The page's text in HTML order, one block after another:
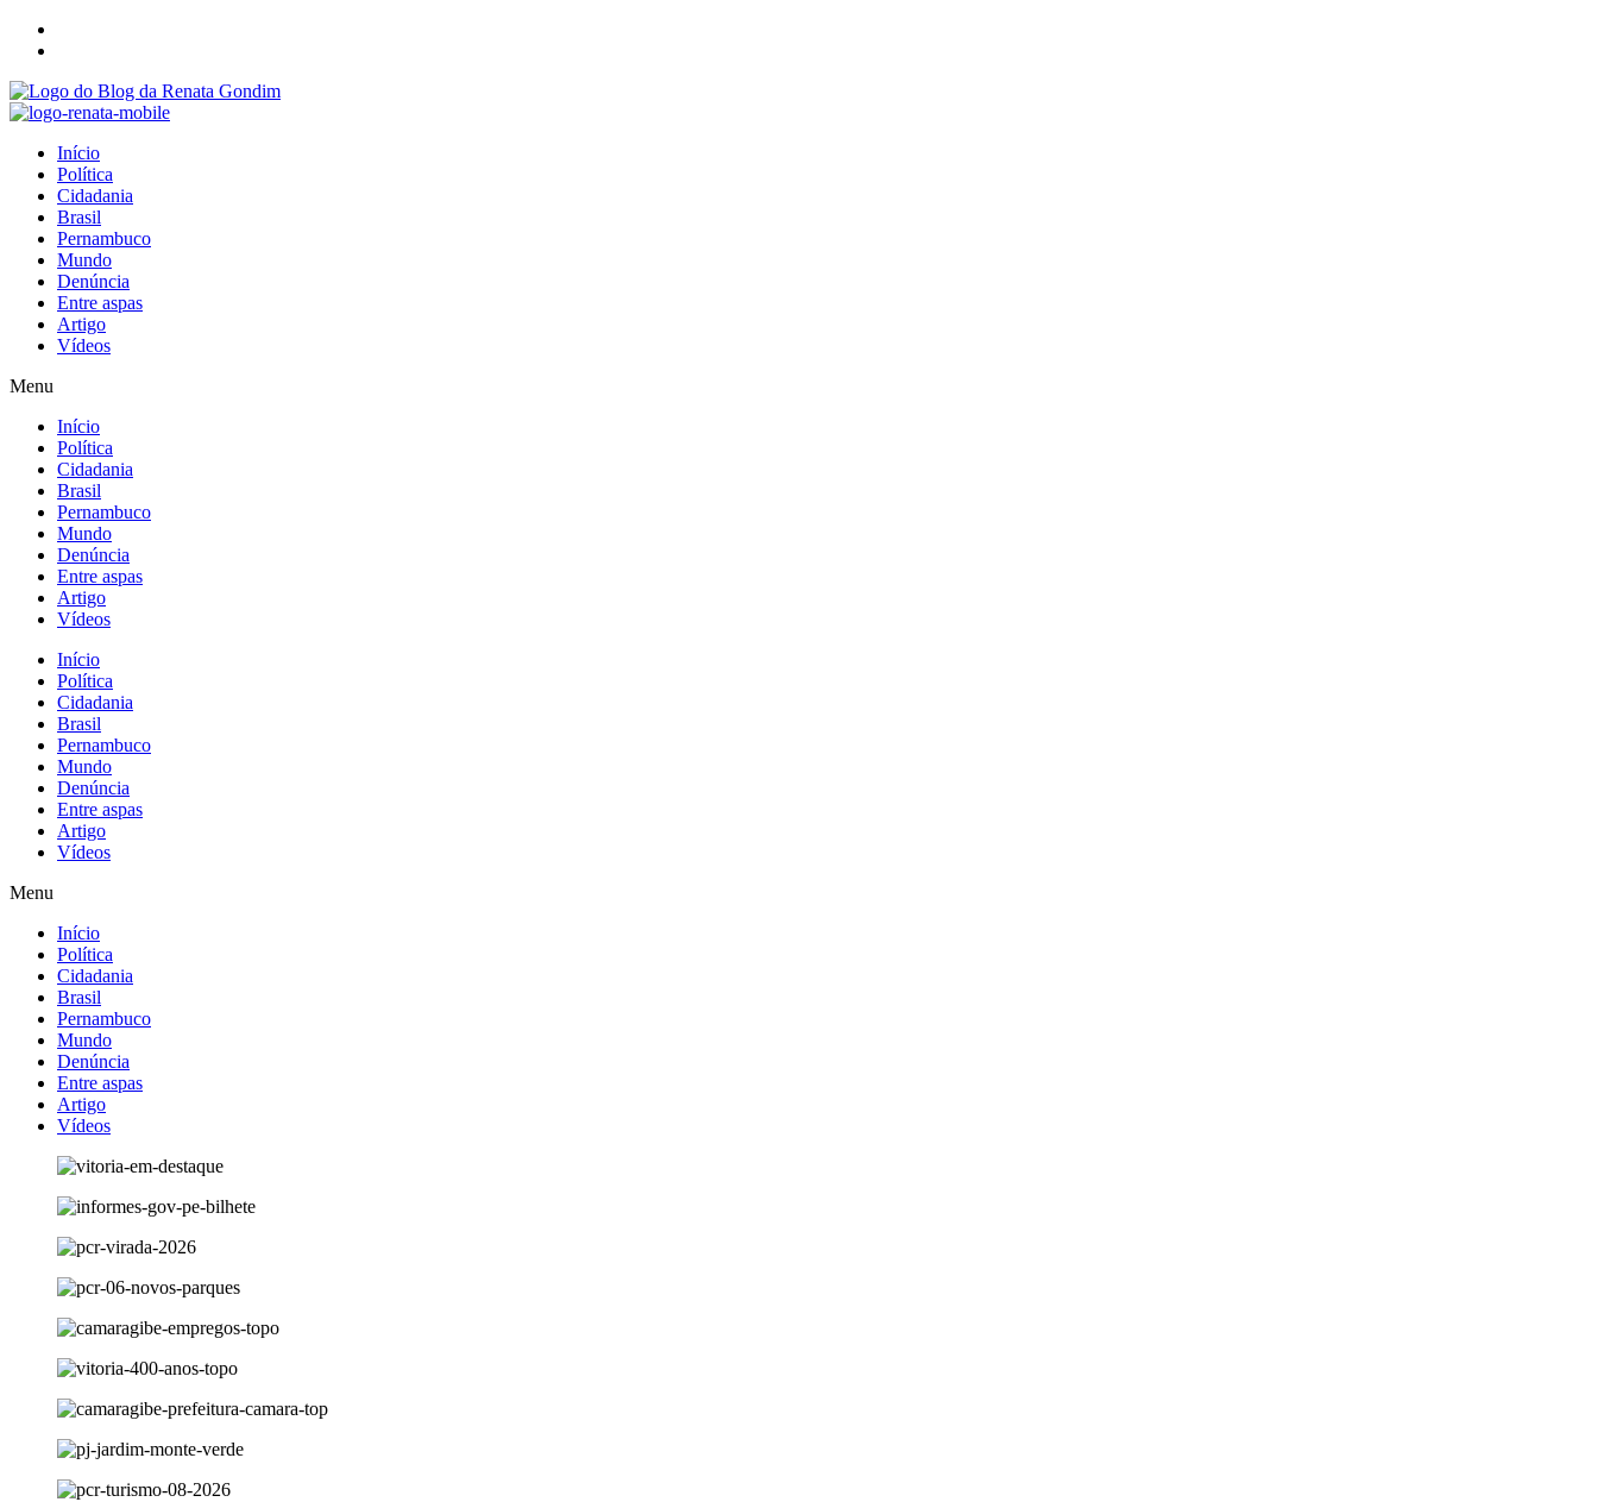
Início
Política
Cidadania
Brasil
Pernambuco
Mundo
Denúncia
Entre aspas
Artigo
Vídeos
Menu
Início
Política
Cidadania
Brasil
Pernambuco
Mundo
Denúncia
Entre aspas
Artigo
Vídeos
Início
Política
Cidadania
Brasil
Pernambuco
Mundo
Denúncia
Entre aspas
Artigo
Vídeos
Menu
Início
Política
Cidadania
Brasil
Pernambuco
Mundo
Denúncia
Entre aspas
Artigo
Vídeos